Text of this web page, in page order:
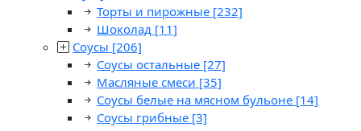
Торты и пирожные [232]
Шоколад [11]
Соусы [206]
Соусы остальные [27]
Масляные смеси [35]
Соусы белые на мясном бульоне [14]
Соусы грибные [3]